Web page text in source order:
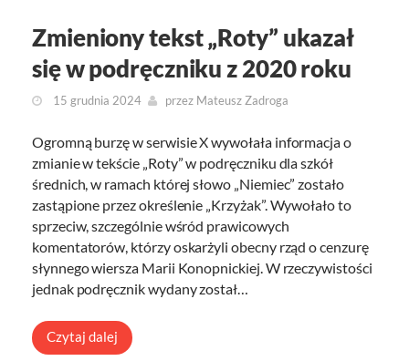
Zmieniony tekst „Roty” ukazał
się w podręczniku z 2020 roku
15 grudnia 2024 przez Mateusz Zadroga
Ogromną burzę w serwisie X wywołała informacja o
zmianie w tekście „Roty” w podręczniku dla szkół
średnich, w ramach której słowo „Niemiec” zostało
zastąpione przez określenie „Krzyżak”. Wywołało to
sprzeciw, szczególnie wśród prawicowych
komentatorów, którzy oskarżyli obecny rząd o cenzurę
słynnego wiersza Marii Konopnickiej. W rzeczywistości
jednak podręcznik wydany został…
Czytaj dalej